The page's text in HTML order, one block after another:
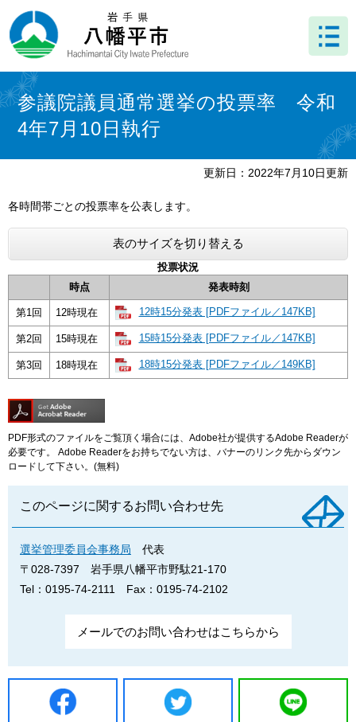
ー
ジ
先
頭
で
ニ
ュ
を
飛
ば
本
文 参議院議員通常選挙の投票率 令和
4年7月10日執行
更新日：2022年7月10日更新
各時間帯ごとの投票率を公表します。
表のサイズを切り替える
投票状況
時点
発表時刻
第1回 12時現在 12時15分発表 [PDFファイル／147KB]
第2回 15時現在 15時15分発表 [PDFファイル／147KB]
第3回 18時現在 18時15分発表 [PDFファイル／149KB]
PDF形式のファイルをご覧頂く場合には、Adobe社が提供するAdobe Readerが
必要です。
Adobe Readerをお持ちでない方は、バナーのリンク先からダウン
ロードして下さい。(無料)
このページに関するお問い合わせ先
選挙管理委員会事務局
代表
〒028-7397
岩手県八幡平市野駄21-170
Tel：0195-74-2111
Fax：0195-74-2102
メールでのお問い合わせはこちらから